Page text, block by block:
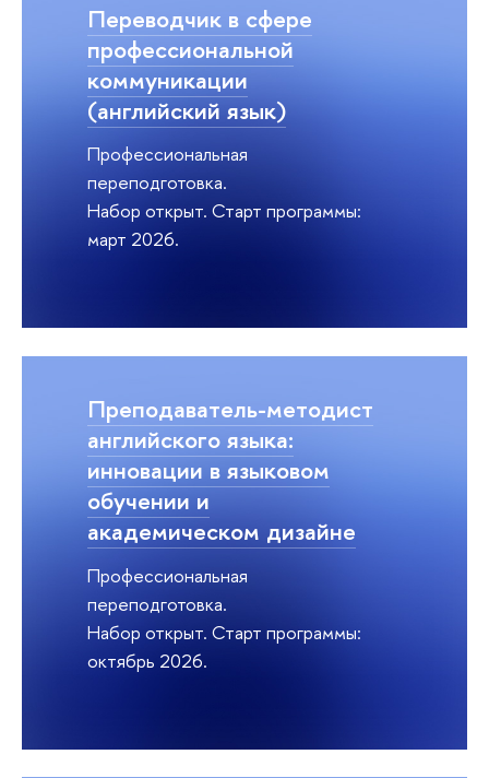
Переводчик в сфере
профессиональной
коммуникации
(английский язык)
Профессиональная
переподготовка.
Набор открыт. Старт программы:
март 2026.
Преподаватель-методист
английского языка:
инновации в языковом
обучении и
академическом дизайне
Профессиональная
переподготовка.
Набор открыт. Старт программы:
октябрь 2026.